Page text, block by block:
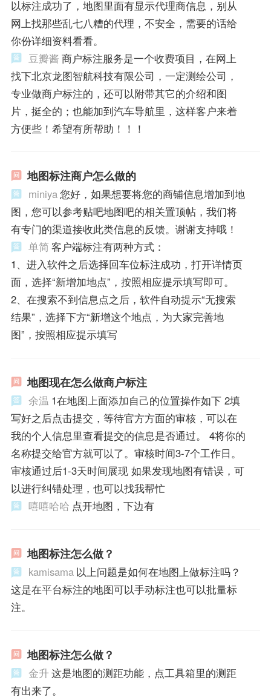
以标注成功了，地图里面有显示代理商信息，别从
网上找那些乱七八糟的代理，不安全，需要的话给
你份详细资料看看。
豆瓣酱 商户标注服务是一个收费项目，在网上
找下北京龙图智航科技有限公司，一定测绘公司，
专业做商户标注的，还可以附带其它的介绍和图
片，挺全的；也能加到汽车导航里，这样客户来着
方便些！希望有所帮助！！！
地图标注商户怎么做的
miniya您好，如果想要将您的商铺信息增加到地
图，您可以参考贴吧地图吧的相关置顶帖，我们将
有专门的渠道接收此类信息的反馈。谢谢支持哦！
单简 客户端标注有两种方式：
1、进入软件之后选择回车位标注成功，打开详情页
面，选择“新增加地点”，按照相应提示填写即可。
2、在搜索不到信息点之后，软件自动提示“无搜索
结果”，选择下方“新增这个地点，为大家完善地
图”，按照相应提示填写
地图现在怎么做商户标注
余温 1在地图上面添加自己的位置操作如下 2填
写好之后点击提交，等待官方方面的审核，可以在
我的个人信息里查看提交的信息是否通过。 4将你的
名称提交给官方就可以了。审核时间3-7个工作日。
审核通过后1-3天时间展现 如果发现地图有错误，可
以进行纠错处理，也可以找我帮忙
嘻嘻哈哈 点开地图，下边有
地图标注怎么做？
kamisama 以上问题是如何在地图上做标注吗？
这是在平台标注的地图可以手动标注也可以批量标
注。
地图标注怎么做？
金升这是地图的测距功能，点工具箱里的测距
有出来了。